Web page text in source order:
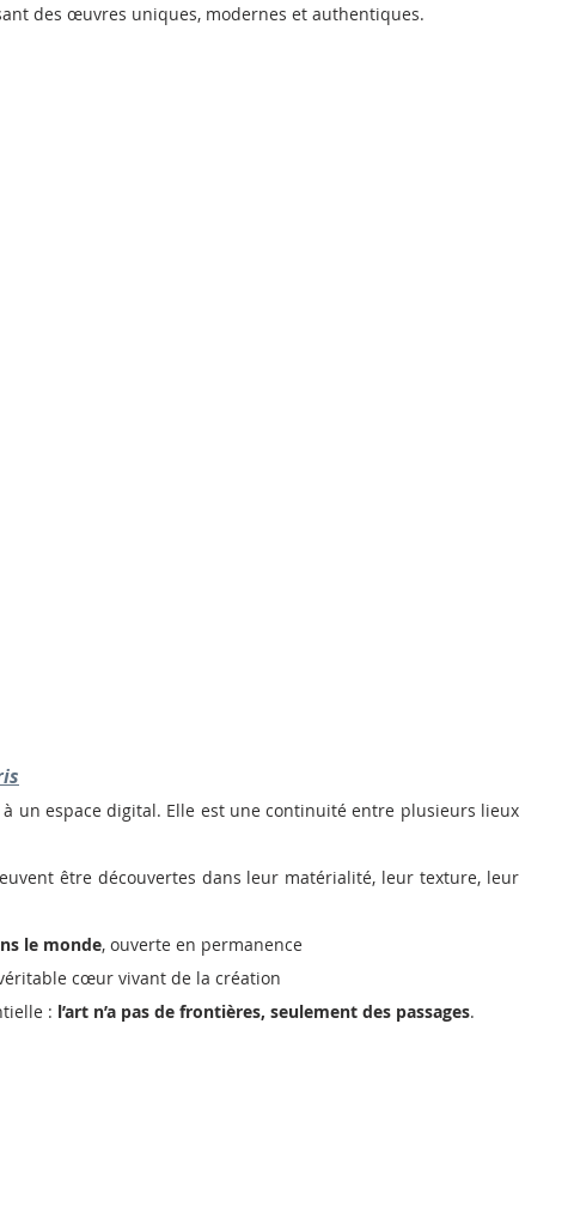
des œuvres uniques, modernes et authentiques.
un espace digital. Elle est une continuité entre plusieurs lieux
être découvertes dans leur matérialité, leur texture, leur
le monde, ouverte en permanence
cœur vivant de la création
: l’art n’a pas de frontières, seulement des passages.